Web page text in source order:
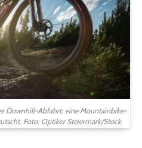
Downhill-Abfahrt: eine Mountainbike-
Foto: Optiker Steiermark/Stock